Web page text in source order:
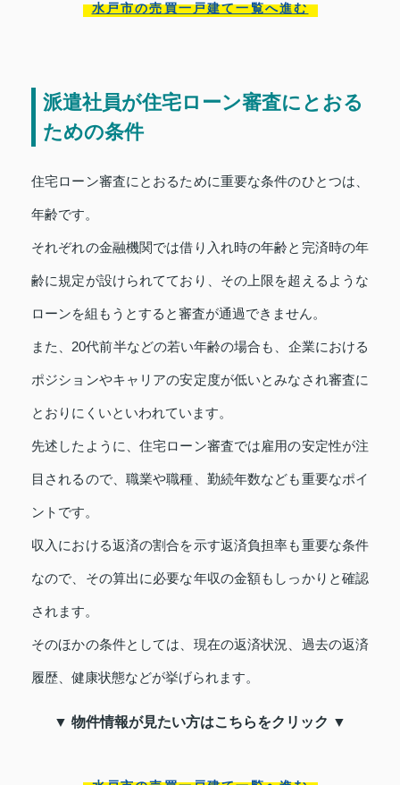
水戸市の売買一戸建て一覧へ進む
派遣社員が住宅ローン審査にとおる
ための条件
住宅ローン審査にとおるために重要な条件のひとつは、
年齢です。
それぞれの金融機関では借り入れ時の年齢と完済時の年
齢に規定が設けられてており、その上限を超えるような
ローンを組もうとすると審査が通過できません。
また、20代前半などの若い年齢の場合も、企業における
ポジションやキャリアの安定度が低いとみなされ審査に
とおりにくいといわれています。
先述したように、住宅ローン審査では雇用の安定性が注
目されるので、職業や職種、勤続年数なども重要なポイ
ントです。
収入における返済の割合を示す返済負担率も重要な条件
なので、その算出に必要な年収の金額もしっかりと確認
されます。
そのほかの条件としては、現在の返済状況、過去の返済
履歴、健康状態などが挙げられます。
▼ 物件情報が見たい方はこちらをクリック ▼